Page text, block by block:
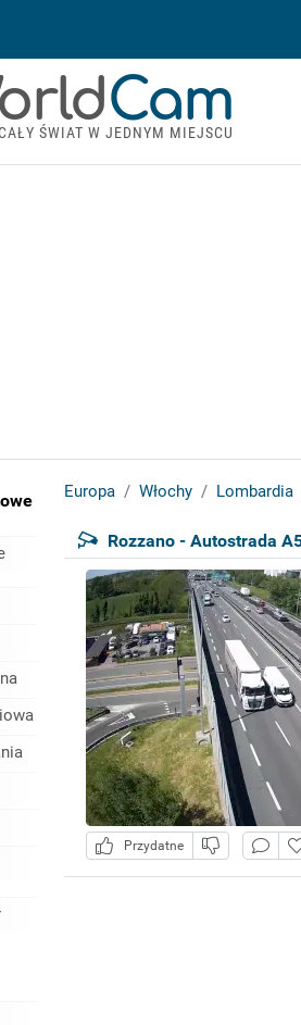
Cam
ŚWIAT W JEDNYM MIEJSCU
Europa Włochy Lombardia
Rozzano - Autostrada
Przydatne